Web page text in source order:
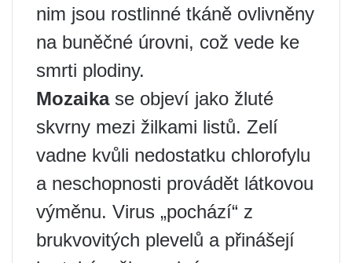
nim jsou rostlinné tkáně ovlivněny
na buněčné úrovni, což vede ke
smrti plodiny.
Mozaikase objeví jako žluté
skvrny mezi žilkami listů. Zelí
vadne kvůli nedostatku chlorofylu
a neschopnosti provádět látkovou
výměnu. Virus „pochází“ z
brukvovitých plevelů a přinášejí